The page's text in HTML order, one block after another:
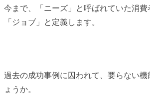
今まで、「ニーズ」と呼ばれていた消
「ジョブ」と定義します。
過去の成功事例に囚われて、要らない
ょうか。